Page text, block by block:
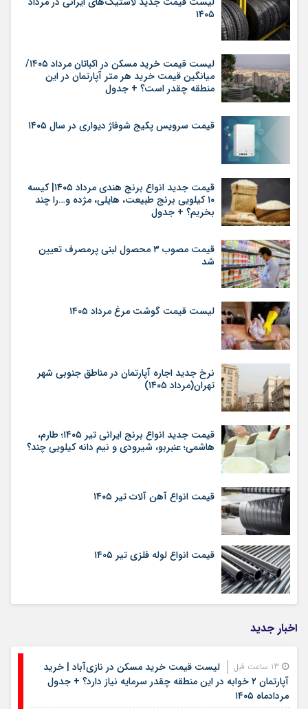
۱۴۰۵
لیست قیمت خرید مسکن در اکباتان مرداد ۱۴۰۵/
میانگین قیمت خرید هر متر آپارتمان در این
منطقه چقدر است؟ + جدول
قیمت سرویس پکیج شوفاژ دیواری در سال ۱۴۰۵
قیمت جدید انواع برنج هندی مرداد ۱۴۰۵| کیسه
۱۰ کیلویی برنج طبیعت، هایلی، مژده و…را چند
بخریم؟ + جدول
قیمت مصوب ۳ محصول لبنی پرمصرف تعیین
شد
لیست قیمت گوشت مرغ مرداد ۱۴۰۵
نرخ جدید اجاره آپارتمان در مناطق جنوبی شهر
تهران(مرداد ۱۴۰۵)
قیمت جدید انواع برنج ایرانی تیر ۱۴۰۵؛ طارم،
هاشمی؛ عنبربو، شیرودی و نیم دانه کیلویی چند؟
قیمت انواع آهن آلات تیر ۱۴۰۵
قیمت انواع لوله فلزی تیر ۱۴۰۵
اخبار جدید
لیست قیمت خرید مسکن در نازی‌آباد | خرید
آپارتمان ۲ خوابه در این منطقه چقدر سرمایه نیاز دارد؟ + جدول
مردادماه ۱۴۰۵